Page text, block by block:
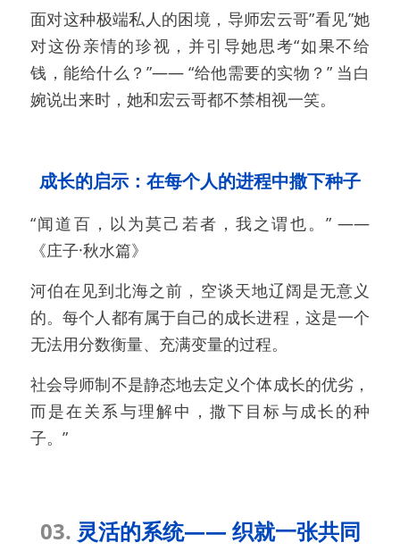
面对这种极端私人的困境，导师宏云哥”看见”她
对这份亲情的珍视，并引导她思考“如果不给
钱，能给什么？”—— “给他需要的实物？” 当白
婉说出来时，她和宏云哥都不禁相视一笑。
成长的启示：在每个人的进程中撒下种子
“闻道百，以为莫己若者，我之谓也。” ——
《庄子·秋水篇》
河伯在见到北海之前，空谈天地辽阔是无意义
的。每个人都有属于自己的成长进程，这是一个
无法用分数衡量、充满变量的过程。
社会导师制不是静态地去定义个体成长的优劣，
而是在关系与理解中，撒下目标与成长的种
子。”
03. 灵活的系统—— 织就一张共同